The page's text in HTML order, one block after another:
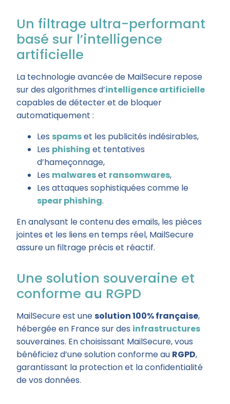
Un filtrage ultra-performant
basé sur l’intelligence
artificielle
La technologie avancée de MailSecure repose
sur des algorithmes d’intelligence artificielle
capables de détecter et de bloquer
automatiquement :
Les spamset les publicités indésirables,
Les phishing et tentatives
d’hameçonnage,
Les malwareset ransomwares,
Les attaques sophistiquées comme le
spear phishing.
En analysant le contenu des emails, les pièces
jointes et les liens en temps réel, MailSecure
assure un filtrage précis et réactif.
Une solution souveraine et
conforme au RGPD
MailSecure est unesolution 100% française,
hébergée en France sur des infrastructures
souveraines. En choisissant MailSecure, vous
bénéficiez d’une solution conforme au RGPD,
garantissant la protection et la confidentialité
de vos données.